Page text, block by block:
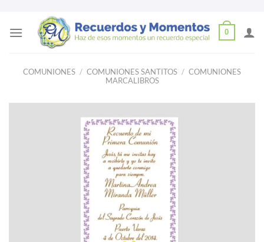
0
COMUNIONES / COMUNIONES SANTITOS / COMUNIONES
MARCALIBROS